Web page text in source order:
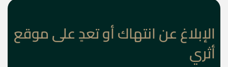
الإبلاغ عن انتهاك أو تعدٍ على موقع
أثري